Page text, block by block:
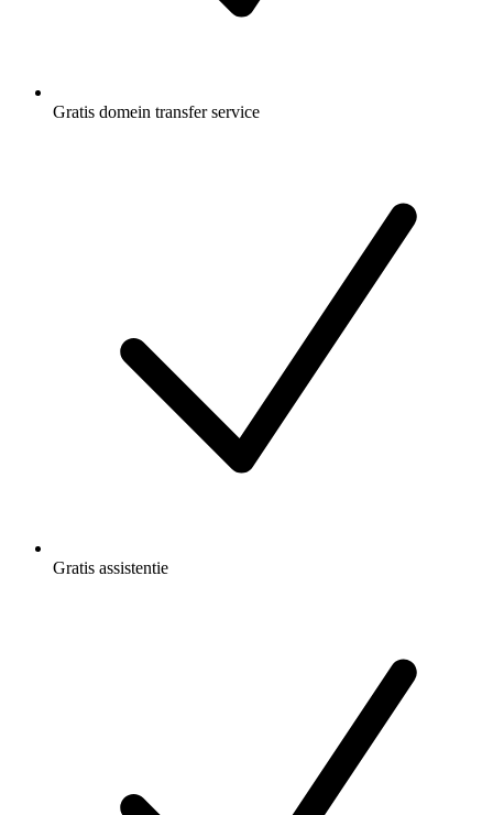
Gratis domein transfer service
Gratis assistentie